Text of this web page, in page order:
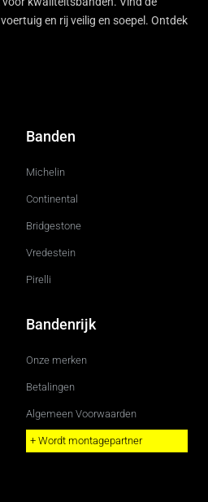
en rij veilig en soepel. Ontdek
Banden
Michelin
Continental
Bridgestone
Vredestein
Pirelli
Bandenrijk
Onze merken
Betalingen
Algemeen Voorwaarden
+ Wordt montagepartner